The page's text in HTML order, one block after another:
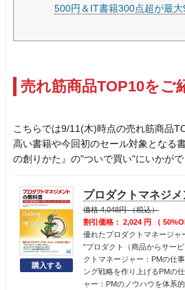
500円＆IT書籍300点超が最大
売れ筋商品TOP10をご
こちらでは9/11(木)時点の売れ筋商品
高い書籍や今回初のセール対象となる
の創りかた』の"ついで買い"にいかがで
プロダクトマネジ
価格 4,048円 （税込）
割引価格： 2,024 円 （
優れたプロダクトマネージャ
"プロダクト（商品からサー
クトマネージャー：PMの仕
ング戦略を作り上げるPMの
ャー：PMのノウハウを体系